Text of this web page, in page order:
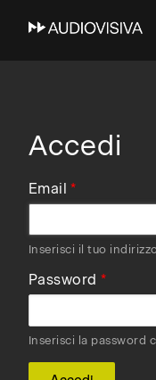
Skip
Accedi
Email
Inserisci il tuo
Password
Inserisci la password